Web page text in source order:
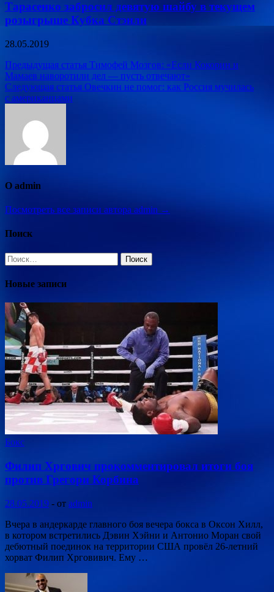
Тарасенко забросил девятую шайбу в текущем
розыгрыше Кубка Стэнли
28.05.2019
Навигация
по
записям
Предыдущая статья Тимофей Мозгов: «Если Кокорин и
Мамаев наворотили дел — пусть отвечают»
Следующая статья Овечкин не помог: как Россия мучилась
с американцами
О admin
Посмотреть все записи автора admin →
Поиск
Найти:
Новые записи
Бокс
Филип Хргович прокомментировал итоги боя
против Грегори Корбина
28.05.2019 - от admin
Вчера в андеркарде главного боя вечера бокса в Оксон Хилл,
в котором встретились Дэвин Хэйни и Антонио Моран свой
дебютный поединок на территории США провёл 26-летний
хорват Филип Хрговивич. Ему …